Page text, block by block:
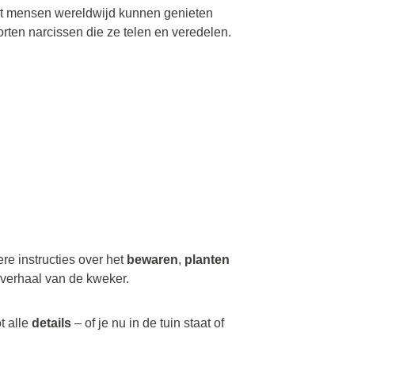
mensen wereldwijd kunnen genieten
narcissen die ze telen en veredelen.
instructies over het bewaren, planten
van de kweker.
alle details – of je nu in de tuin staat of